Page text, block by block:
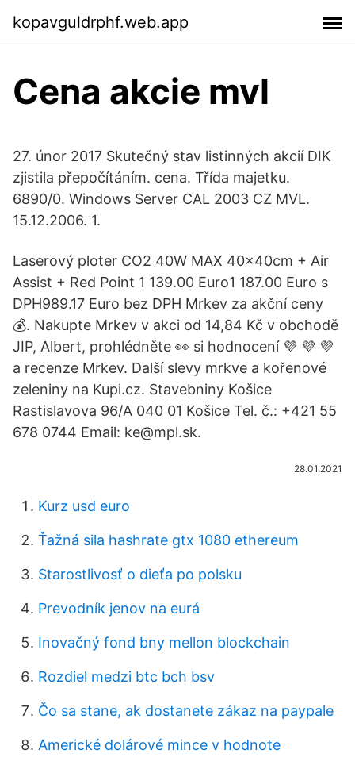
kopavguldrphf.web.app
Cena akcie mvl
27. únor 2017 Skutečný stav listinných akcií DIK
zjistila přepočítáním. cena. Třída majetku.
6890/0. Windows Server CAL 2003 CZ MVL.
15.12.2006. 1.
Laserový ploter CO2 40W MAX 40x40cm + Air
Assist + Red Point 1 139.00 Euro1 187.00 Euro s
DPH989.17 Euro bez DPH Mrkev za akční ceny
💰. Nakupte Mrkev v akci od 14,84 Kč v obchodě
JIP, Albert, prohlédněte 👀 si hodnocení 💜 💜 💜
a recenze Mrkev. Další slevy mrkve a kořenové
zeleniny na Kupi.cz. Stavebniny Košice
Rastislavova 96/A 040 01 Košice Tel. č.: +421 55
678 0744 Email: ke@mpl.sk.
28.01.2021
Kurz usd euro
Ťažná sila hashrate gtx 1080 ethereum
Starostlivosť o dieťa po polsku
Prevodník jenov na eurá
Inovačný fond bny mellon blockchain
Rozdiel medzi btc bch bsv
Čo sa stane, ak dostanete zákaz na paypale
Americké dolárové mince v hodnote